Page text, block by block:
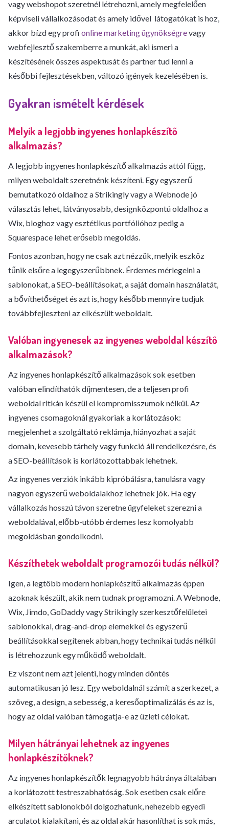
vagy webshopot szeretnél létrehozni, amely megfelelően
képviseli vállalkozásodat és amely idővel látogatókat is hoz,
akkor bízd egy profi online marketing ügynökségrevagy
webfejlesztő szakemberre a munkát, aki ismeri a
készítésének összes aspektusát és partner tud lenni a
későbbi fejlesztésekben, változó igények kezelésében is.
Gyakran ismételt kérdések
Melyik a legjobb ingyenes honlapkészítő
alkalmazás?
A legjobb ingyenes honlapkészítő alkalmazás attól függ,
milyen weboldalt szeretnénk készíteni. Egy egyszerű
bemutatkozó oldalhoz a Strikingly vagy a Webnode jó
választás lehet, látványosabb, designközpontú oldalhoz a
Wix, bloghoz vagy esztétikus portfólióhoz pedig a
Squarespace lehet erősebb megoldás.
Fontos azonban, hogy ne csak azt nézzük, melyik eszköz
tűnik elsőre a legegyszerűbbnek. Érdemes mérlegelni a
sablonokat, a SEO-beállításokat, a saját domain használatát,
a bővíthetőséget és azt is, hogy később mennyire tudjuk
továbbfejleszteni az elkészült weboldalt.
Valóban ingyenesek az ingyenes weboldal készítő
alkalmazások?
Az ingyenes honlapkészítő alkalmazások sok esetben
valóban elindíthatók díjmentesen, de a teljesen profi
weboldal ritkán készül el kompromisszumok nélkül. Az
ingyenes csomagoknál gyakoriak a korlátozások:
megjelenhet a szolgáltató reklámja, hiányozhat a saját
domain, kevesebb tárhely vagy funkció áll rendelkezésre, és
a SEO-beállítások is korlátozottabbak lehetnek.
Az ingyenes verziók inkább kipróbálásra, tanulásra vagy
nagyon egyszerű weboldalakhoz lehetnek jók. Ha egy
vállalkozás hosszú távon szeretne ügyfeleket szerezni a
weboldalával, előbb-utóbb érdemes lesz komolyabb
megoldásban gondolkodni.
Készíthetek weboldalt programozói tudás nélkül?
Igen, a legtöbb modern honlapkészítő alkalmazás éppen
azoknak készült, akik nem tudnak programozni. A Webnode,
Wix, Jimdo, GoDaddy vagy Strikingly szerkesztőfelületei
sablonokkal, drag-and-drop elemekkel és egyszerű
beállításokkal segítenek abban, hogy technikai tudás nélkül
is létrehozzunk egy működő weboldalt.
Ez viszont nem azt jelenti, hogy minden döntés
automatikusan jó lesz. Egy weboldalnál számít a szerkezet, a
szöveg, a design, a sebesség, a keresőoptimalizálás és az is,
hogy az oldal valóban támogatja-e az üzleti célokat.
Milyen hátrányai lehetnek az ingyenes
honlapkészítőknek?
Az ingyenes honlapkészítők legnagyobb hátránya általában
a korlátozott testreszabhatóság. Sok esetben csak előre
elkészített sablonokból dolgozhatunk, nehezebb egyedi
arculatot kialakítani, és az oldal akár hasonlíthat is sok más,